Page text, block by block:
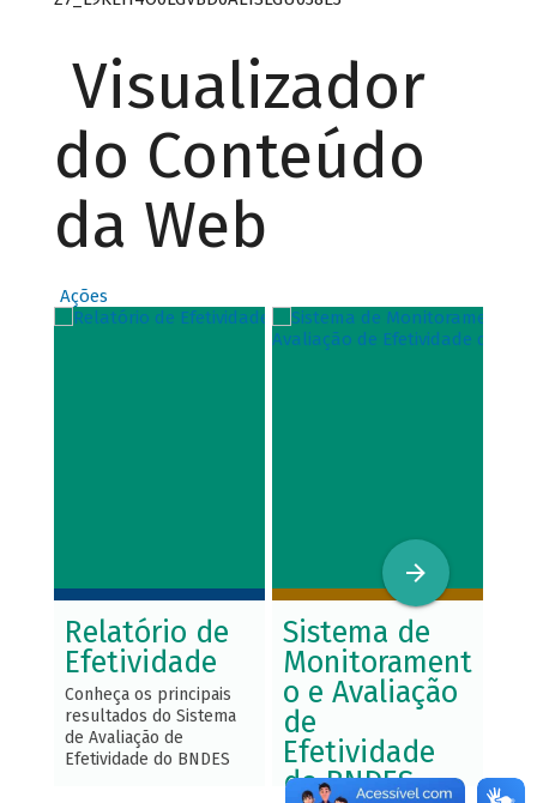
Visualizador
do Conteúdo
da Web
Ações
Relatório de
Efetividade
Conheça os principais
resultados do Sistema
de Avaliação de
Efetividade do BNDES
Sistema de
Monitorament
o e Avaliação
de
Efetividade
do BNDES